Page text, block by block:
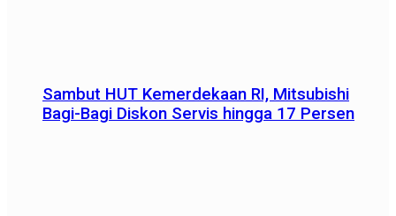
Sambut HUT Kemerdekaan RI, Mitsubishi
Bagi-Bagi Diskon Servis hingga 17 Persen